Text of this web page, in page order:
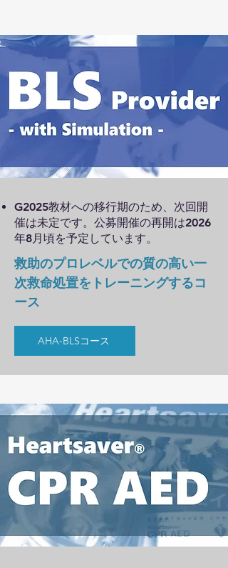
​G2025教材への移行期のため、次回開
催は未定です。公募開催の再開は2026
年8月頃を予定しています。
救助のプロレベルでの質の高い一
次救命処置をトレーニングするコ
ース
AHA-BLSコース